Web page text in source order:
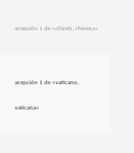
acepción 1 de «chinés, chinesa»
acepción 1 de «vaticano,
vaticana»